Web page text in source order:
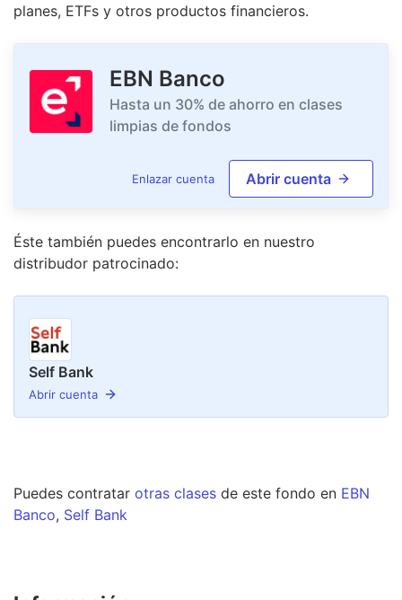
planes, ETFs y otros productos financieros.
EBN Banco
Hasta un 30% de ahorro en clases
limpias de fondos
Enlazar cuenta Abrir cuenta
Éste también puedes encontrarlo en nuestro
distribudor patrocinado:
Self Bank
Abrir cuenta
Puedes contratar otras clases de este fondo en EBN
Banco, Self Bank